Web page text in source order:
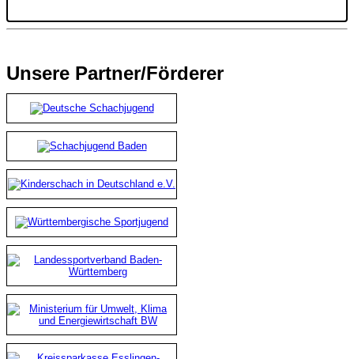
Unsere Partner/Förderer